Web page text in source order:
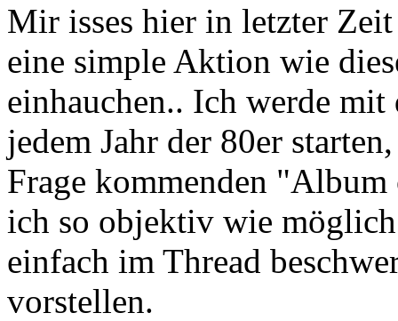
Mir isses hier in letzter
eine simple Aktion wie
einhauchen.. Ich werde
jedem Jahr der 80er
Frage kommenden
ich so objektiv wie
einfach im Thread
vorstellen.